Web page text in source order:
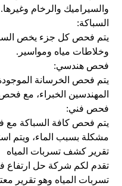
والسيراميك والرخام وغيرها.
السباكة:
يتم فحص كل جزء يخص
وخلاطات مياه ومواسير.
فحص هندسي:
يتم فحص الخرسانة
المهندسين الخبراء، مع
فحص فني:
يتم فحص كافة السباكة مع
مشكلة بسبب الماء، ويتم
تقرير كشف تسربات المياه
تقدم لكم شركة حل ارتفاع
تسربات المياه وهو تقرير